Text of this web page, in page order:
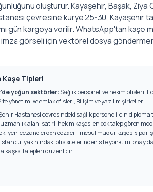
oluşturur. Kayaşehir, Başak, Ziya
çevresine kurye 25-30, Kayaşehir
gün kargoya verilir. WhatsApp'tan kaşe
imza görseli için vektörel dosya
Kaşe Tipleri
'de yoğun sektörler:Sağlık personeli ve hekim ofisleri,
yönetimi ve emlak ofisleri, Bilişim ve yazılım şirketleri.
Hastanesi çevresindeki sağlık personeli için diploma
alanı satırlı hekim kaşesi en çok talep gören
yeni eczanelerden eczacı + mesul müdür kaşesi
yakınındaki ofis sitelerinden site yönetimi onay
kaşesi talepleri düzenlidir.